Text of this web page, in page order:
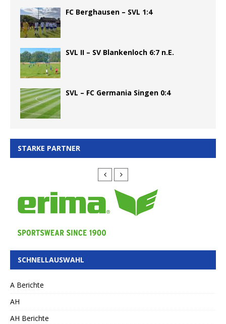
FC Berghausen – SVL 1:4
SVL II – SV Blankenloch 6:7 n.E.
SVL – FC Germania Singen 0:4
STARKE PARTNER
SCHNELLAUSWAHL
A Berichte
AH
AH Berichte